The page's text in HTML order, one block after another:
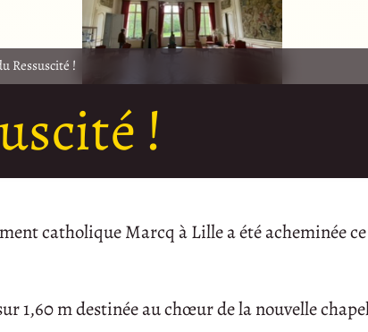
Ressuscité !
!
catholique Marcq à Lille a été acheminée
1,60 m destinée au chœur de la nouvelle